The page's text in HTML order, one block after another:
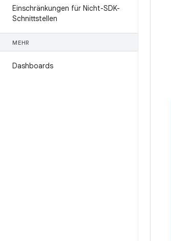
Einschränkungen für Nicht-SDK-
Schnittstellen
MEHR
Dashboards